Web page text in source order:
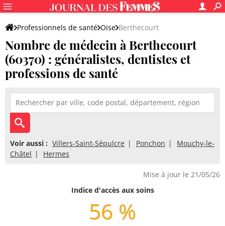
Professionnels de santé Oise Berthecourt
Nombre de médecin à Berthecourt
(60370) : généralistes, dentistes et
professions de santé
Voir aussi : Villers-Saint-Sépulcre Ponchon
Mouchy-le-
Châtel
Hermes
Mise à jour le 21/05/26
Indice d'accès aux soins
56 %